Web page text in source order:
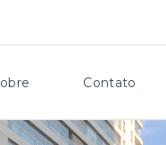
Contato